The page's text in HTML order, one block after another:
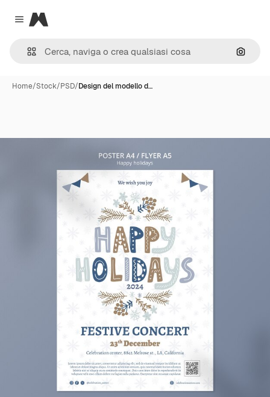
Close menu
Magnific
Cerca
Home/Stock/PSD/Design del modello d…